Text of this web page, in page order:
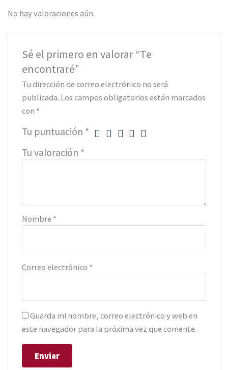
No hay valoraciones aún.
Sé el primero en valorar “Te
encontraré”
Tu dirección de correo electrónico no será
publicada. Los campos obligatorios están marcados
con *
Tu puntuación *
Tu valoración *
Nombre *
Correo electrónico *
Guarda mi nombre, correo electrónico y web en
este navegador para la próxima vez que comente.